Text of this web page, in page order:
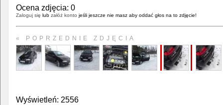
Ocena zdjęcia: 0
Zaloguj się lub załóż konto jeśli jeszcze nie masz aby oddać głos na to zdjęcie!
« POPRZEDNIE ZDJĘCIA
Wyświetleń: 2556